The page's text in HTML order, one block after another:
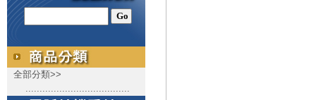
全部分類>>
.....................................